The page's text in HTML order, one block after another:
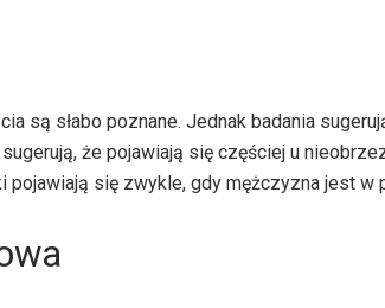
są słabo poznane. Jednak badania
że pojawiają się częściej u
pojawiają się zwykle, gdy mężczyzna jest w